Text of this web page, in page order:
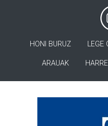
HONI BURUZ LEGE
ARAUAK